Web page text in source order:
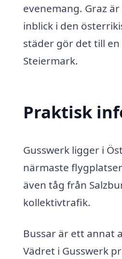
evenemang. Graz
inblick i den
städer gör det till
Steiermark.
Praktisk
Gusswerk ligger i
närmaste
även tåg från
kollektivtrafik.
Bussar är ett annat
Vädret i Gusswerk